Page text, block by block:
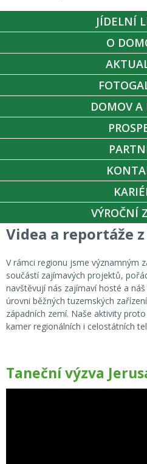
JÍDELNÍ
O
DOMOV A
VÝROČNÍ
Videa a reportáže
V rámci regionu jsme významným
součástí zajímavých projektů,
navštěvují nás zajímaví hosté a
úrovni běžných tuzemských
západních zemí. Naše aktivity
kamer regionálních i celostátních
Taneční výzva